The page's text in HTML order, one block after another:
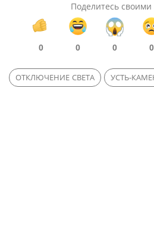
Поделитесь
0 0 0 0
ОТКЛЮЧЕНИЕ СВЕТА УСТЬ-